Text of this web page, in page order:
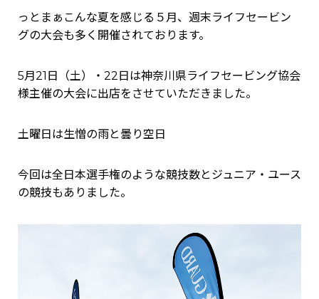
っとまぁこんな夏を感じる５月、週末ライフセービン
グの大会も多く開催されております。
5月21日（土）・22日は神奈川県ライフセービング協会
様主催の大会に出店をさせていただきました。
土曜日は生憎の雨と曇り空日
今回は全日本選手権のような競技数とジュニア・ユース
の競技もありました。